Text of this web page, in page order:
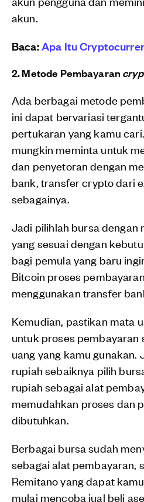
akun.
Baca:Apa Itu
2. Metode Pembayaran
Ada berbagai metode
ini dapat bervariasi
pertukaran yang kamu
mungkin meminta untuk
dan penyetoran dengan
bank, transfer crypto dari
sebagainya.
Jadi pilihlah bursa dengan
yang sesuai dengan
bagi pemula yang baru
Bitcoin proses
menggunakan transfer
Kemudian, pastikan mata
untuk proses pembayaran
uang yang kamu gunakan.
rupiah sebaiknya pilih
rupiah sebagai alat
memudahkan proses dan
dibutuhkan.
Berbagai bursa sudah
sebagai alat pembayaran,
Remitano yang dapat
mulai mencoba jual beli